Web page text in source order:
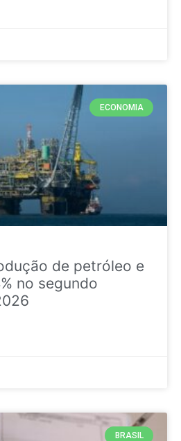
ECONOMIA
de petróleo e
no segundo
BRASIL